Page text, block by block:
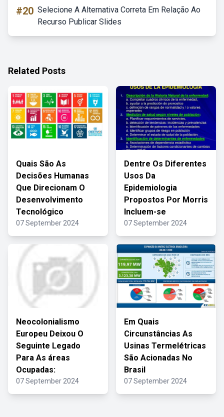
#20 Selecione A Alternativa Correta Em Relação Ao
Recurso Publicar Slides
Related Posts
Quais São As
Decisões Humanas
Que Direcionam O
Desenvolvimento
Tecnológico
07 September 2024
Dentre Os Diferentes
Usos Da
Epidemiologia
Propostos Por Morris
Incluem-se
07 September 2024
Neocolonialismo
Europeu Deixou O
Seguinte Legado
Para As áreas
Ocupadas:
07 September 2024
Em Quais
Circunstâncias As
Usinas Termelétricas
São Acionadas No
Brasil
07 September 2024